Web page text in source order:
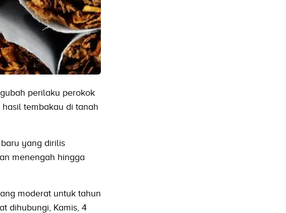
perilaku perokok
tembakau di tanah
yang dirilis
menengah hingga
moderat untuk tahun
dihubungi, Kamis, 4